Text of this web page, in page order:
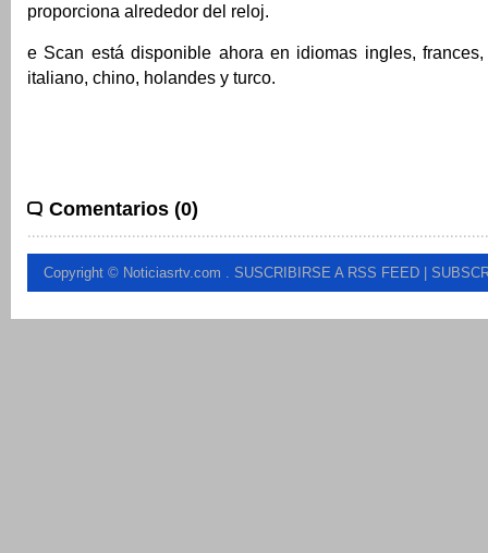
proporciona alrededor del reloj.
e Scan está disponible ahora en idiomas ingles,
italiano, chino, holandes y turco.
Comentarios (0)
Copyright © Noticiasrtv.com . SUSCRIBIRSE A RSS FEED |